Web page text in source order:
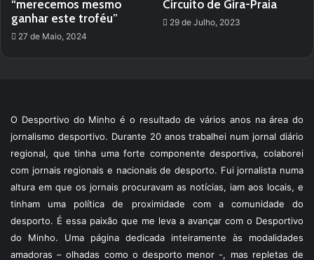
“merecemos mesmo
ganhar este troféu”
27 de Maio, 2024
Circuito de Gira-Praia
29 de Julho, 2023
O Desportivo do Minho é o resultado de vários anos na área do
jornalismo desportivo. Durante 20 anos trabalhei num jornal diário
regional, que tinha uma forte componente desportiva, colaborei
com jornais regionais e nacionais de desporto. Fui jornalista numa
altura em que os jornais procuravam as notícias, iam aos locais, e
tinham uma política de proximidade com a comunidade do
desporto. É essa paixão que me leva a avançar com o Desportivo
do Minho. Uma página dedicada inteiramente às modalidades
amadoras – olhadas como o desporto menor -, mas repletas de